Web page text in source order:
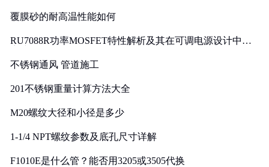
覆膜砂的耐高温性能如何
RU7088R功率MOSFET特性解析及其在可调电源设计中的
不锈钢通风 管道施工
201不锈钢重量计算方法大全
M20螺纹大径和小径是多少
1-1/4 NPT螺纹参数及底孔尺寸详解
F1010E是什么管？能否用3205或3505代换